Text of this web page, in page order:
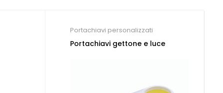
Portachiavi personalizzati
Portachiavi gettone e luce